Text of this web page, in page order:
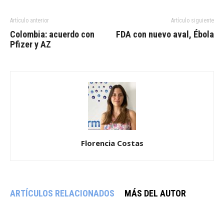
Artículo anterior
Colombia: acuerdo con
Pfizer y AZ
Artículo siguiente
FDA con nuevo aval, Ébola
Florencia Costas
ARTÍCULOS RELACIONADOS MÁS DEL AUTOR